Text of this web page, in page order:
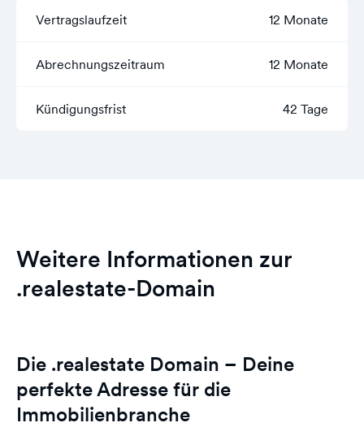
Vertragslaufzeit 12 Monate
Abrechnungszeitraum 12 Monate
Kündigungsfrist 42 Tage
Weitere Informationen zur
.realestate-Domain
Die .realestate Domain – Deine
perfekte Adresse für die
Immobilienbranche